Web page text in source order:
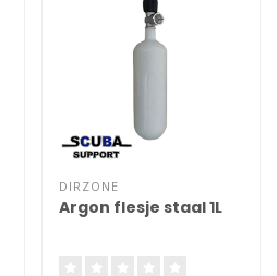
DIRZONE
Argon flesje staal 1L